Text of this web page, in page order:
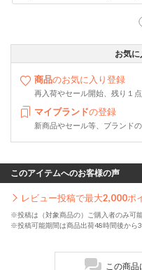
お気
商品のお気に入り登録
再入荷やセール開始、残り１
マイブランドの登録
新商品やセール等、ブランド
このアイテムへのお客様の声
レビュー投稿で最大2,000ポ
※投稿は（対象商品の）ご購入者のみ可
※投稿可能期間は商品出荷48時間後から
この商